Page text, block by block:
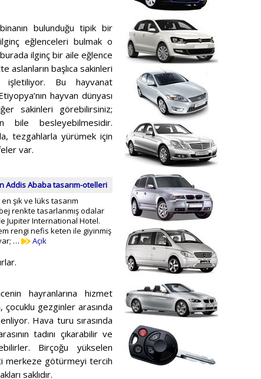
bulunduğu tipik bir
eğlenceleri bulmak o
ilginç bir aile eğlence
aslanların başlıca sakinleri
Bu hayvanat
hayvan dünyası
sakinleri görebilirsiniz;
bile besleyebilmesidir.
tezgahlarla yürümek için
var.
Addis Ababa tasarım-otelleri
şık ve lüks tasarım
renkte tasarlanmış odalar
Jupiter International Hotel.
​​rengi nefis keten ile giyinmiş
…
Açık
hayranlarına hizmet
gezginler arasında
Hava turu sırasında
tadını çıkarabilir ve
Birçoğu yükselen
merkeze götürmeyi tercih
saklıdır.